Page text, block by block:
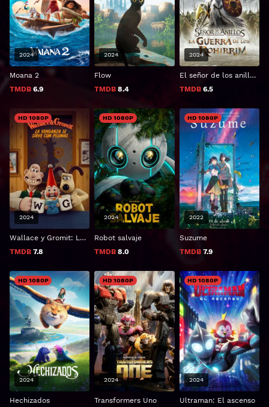
Moana 2
TMDB 6.9
2024
Flow
TMDB 8.4
2024
El señor de los anillos: La guerra de los Rohirrim
TMDB6.5
2024
Wallace y Gromit: La venganza se sirve con plumas
TMDB 7.8
HD 1080P
2024
Robot salvaje
TMDB 8.0
HD 1080P
2024
Suzume
TMDB7.9
HD 1080P
2022
Hechizados
HD 1080P
2024
Transformers Uno
HD 1080P
2024
Ultraman: El ascenso
HD 1080P
2024